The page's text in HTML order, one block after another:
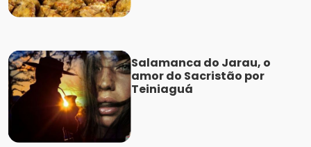
Salamanca do Jarau, o
amor do Sacristão por
Teiniaguá